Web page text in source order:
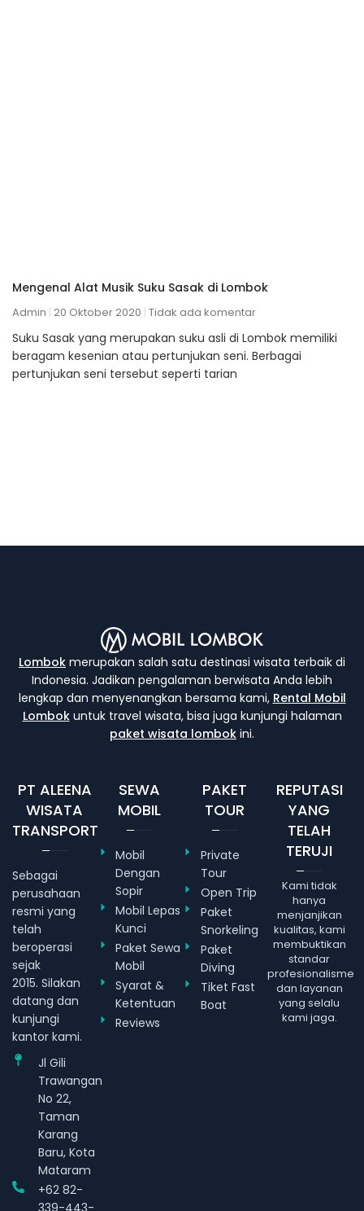
Mengenal Alat Musik Suku Sasak di Lombok
Admin 20 Oktober 2020 Tidak ada komentar
Suku Sasak yang merupakan suku asli di Lombok memiliki
beragam kesenian atau pertunjukan seni. Berbagai
pertunjukan seni tersebut seperti tarian
Lombok merupakan salah satu destinasi wisata terbaik di
Indonesia. Jadikan pengalaman berwisata Anda lebih
lengkap dan menyenangkan bersama kami, Rental Mobil
Lombokuntuk travel wisata, bisa juga kunjungi halaman
paket wisata lombok ini.
PT ALEENA
WISATA
TRANSPORT
Sebagai
perusahaan
resmi yang
telah
beroperasi
sejak
2015. Silakan
datang dan
kunjungi
kantor kami.
Jl Gili
Trawangan
No 22,
Taman
Karang
Baru, Kota
Mataram
+62 82-
339-443-
SEWA
MOBIL
Mobil
Dengan
Sopir
Mobil Lepas
Kunci
Paket Sewa
Mobil
Syarat &
Ketentuan
Reviews
PAKET
TOUR
Private
Tour
Open Trip
Paket
Snorkeling
Paket
Diving
Tiket Fast
Boat
REPUTASI
YANG
TELAH
TERUJI
Kami tidak
hanya
menjanjikan
kualitas, kami
membuktikan
standar
profesionalisme
dan layanan
yang selalu
kami jaga.